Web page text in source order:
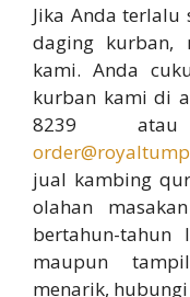
Jika Anda
daging kurban,
kami. Anda
kurban kami di
8239
jual kambing
olahan
bertahun-tahun
maupun
menarik,